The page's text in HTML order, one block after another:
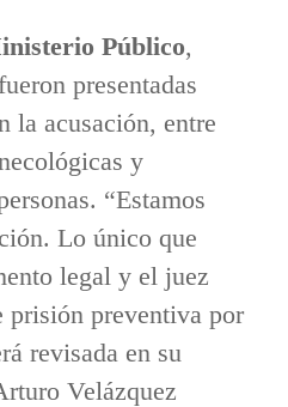
Público,
presentadas
la acusación, entre
y
“Estamos
Lo único que
legal y el juez
preventiva por
revisada en su
Velázquez